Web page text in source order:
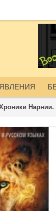
Нарнии.